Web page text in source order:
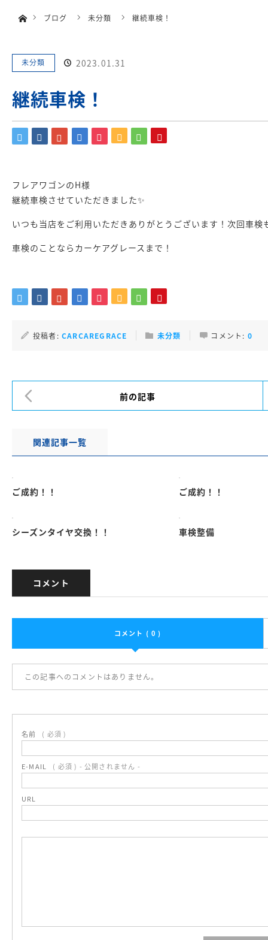
ホームブログ 未分類 継続車検！
未分類 2023.01.31
継続車検！
フレアワゴンのH様
継続車検させていただきました✨
いつも当店をご利用いただきありがとうございます！次回車
車検のことならカーケアグレースまで！
投稿者: CARCAREGRACE 未分類 コメント: 0
前の記事
関連記事一覧
ご成約！！ ご成約！！
シーズンタイヤ交換！！ 車検整備
コメント
コメント ( 0 )
この記事へのコメントはありません。
名前 ( 必須 )
E-MAIL ( 必須 ) - 公開されません -
URL